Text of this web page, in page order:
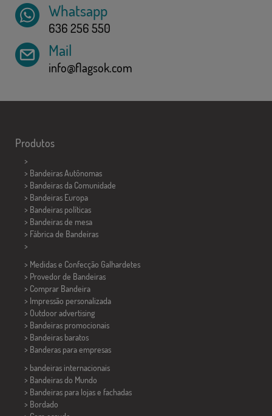
Whatsapp
636 256 550
Mail
info@flagsok.com
Produtos
>
> Bandeiras Autônomas
> Bandeiras da Comunidade
> Bandeiras Europa
> Bandeiras políticas
> Bandeiras de mesa
> Fábrica de Bandeiras
>
> Medidas e Confecção Galhardetes
> Provedor de Bandeiras
> Comprar Bandeira
> Impressão personalizada
> Outdoor advertising
> Bandeiras promocionais
> Bandeiras baratos
> Banderas para empresas
> bandeiras internacionais
> Bandeiras do Mundo
> Bandeiras para lojas e fachadas
> Bordado